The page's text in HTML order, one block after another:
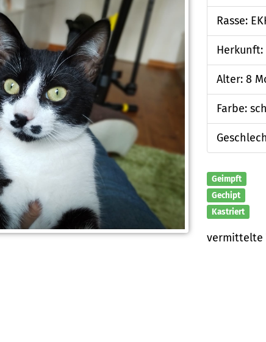
Rasse:
Herkunft:
Alter: 8
Farbe:
Geimpft
Gechipt
Kastriert
vermittelte